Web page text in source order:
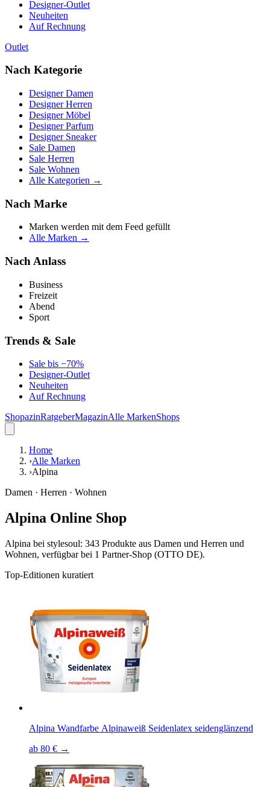
Designer-Outlet
Neuheiten
Auf Rechnung
Outlet
Nach Kategorie
Designer Damen
Designer Herren
Designer Möbel
Designer Parfum
Designer Sneaker
Sale Damen
Sale Herren
Sale Wohnen
Alle Kategorien →
Nach Marke
Marken werden mit dem Feed gefüllt
Alle Marken →
Nach Anlass
Business
Freizeit
Abend
Sport
Trends & Sale
Sale bis −70%
Designer-Outlet
Neuheiten
Auf Rechnung
ShopazinRatgeberMagazinAlle MarkenShops
Home
›Alle Marken
›Alpina
Damen · Herren · Wohnen
Alpina Online Shop
Alpina bei stylesoul: 343 Produkte aus Damen und Herren und
Wohnen, verfügbar bei 1 Partner-Shop (OTTO DE).
Top-Editionen kuratiert
Alpina Wandfarbe Alpinaweiß Seidenlatex seidenglänzend
ab 80 € →